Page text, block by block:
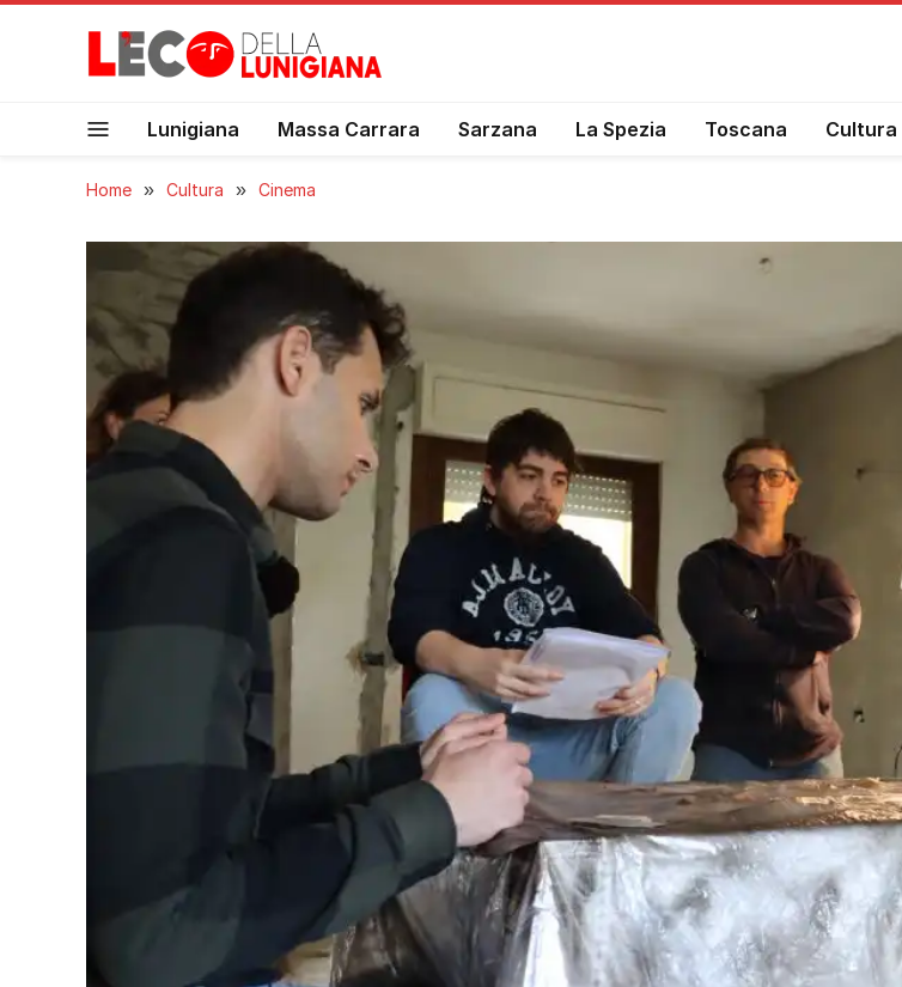
Lunigiana Massa Carrara Sarzana La Spezia Toscana Cultura
Home » Cultura » Cinema